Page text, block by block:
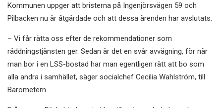
Kommunen uppger att bristerna på Ingenjörsvägen 59 och
Pilbacken nu är åtgärdade och att dessa ärenden har avslutats.
– Vi får rätta oss efter de rekommendationer som
räddningstjänsten ger. Sedan är det en svår avvägning, för när
man bor i en LSS-bostad har man egentligen rätt att bo som
alla andra i samhället, säger socialchef Cecilia Wahlström, till
Barometern.